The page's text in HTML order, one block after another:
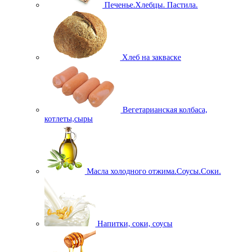
Печенье.Хлебцы. Пастила.
Хлеб на закваске
Вегетарианская колбаса,
котлеты,сыры
Масла холодного отжима.Соусы.Соки.
Напитки, соки, соусы